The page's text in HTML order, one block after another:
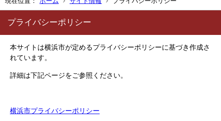
プライバシーポリシー
本サイトは横浜市が定めるプライバシーポリシーに基づき作成さ
れています。
詳細は下記ページをご参照ください。
横浜市プライバシーポリシー